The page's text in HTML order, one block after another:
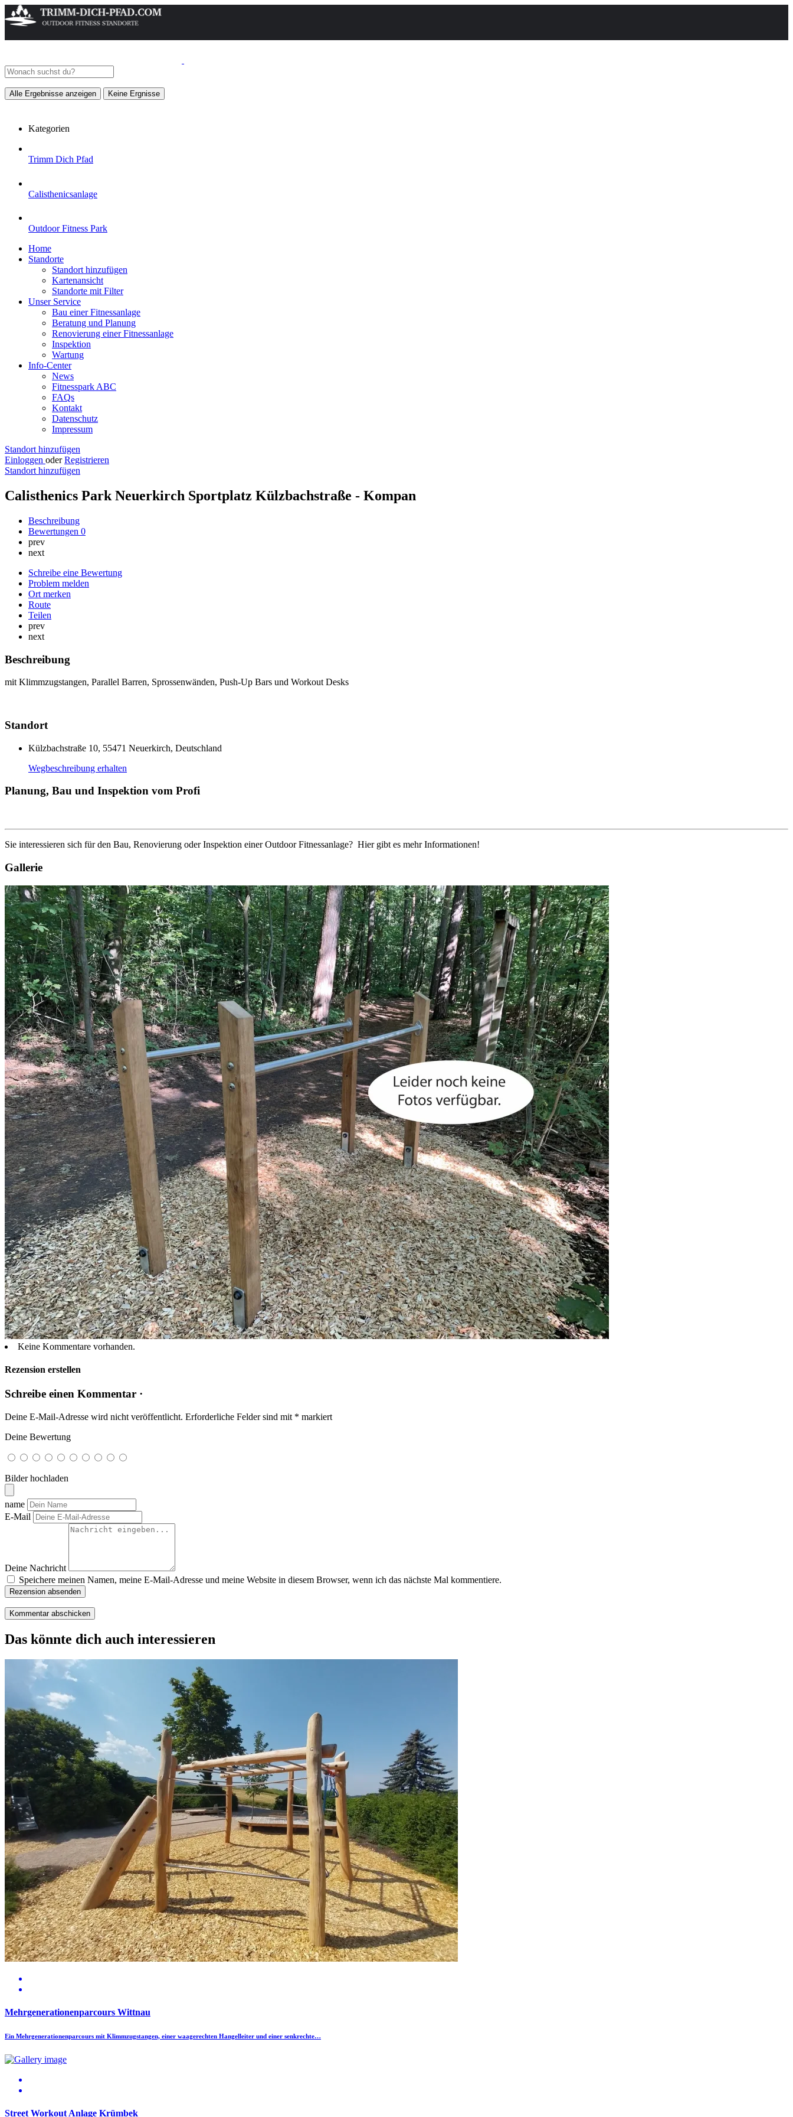
Alle Ergebnisse anzeigen Keine Ergnisse
Kategorien
Trimm Dich Pfad
Calisthenicsanlage
Outdoor Fitness Park
Home
Standorte
Standort hinzufügen
Kartenansicht
Standorte mit Filter
Unser Service
Bau einer Fitnessanlage
Beratung und Planung
Renovierung einer Fitnessanlage
Inspektion
Wartung
Info-Center
News
Fitnesspark ABC
FAQs
Kontakt
Datenschutz
Impressum
Standort hinzufügen
Einloggen oder Registrieren
Standort hinzufügen
Calisthenics Park Neuerkirch Sportplatz Külzbachstraße - Kompan
Beschreibung
Bewertungen 0
prev
next
Schreibe eine Bewertung
Problem melden
Ort merken
Route
Teilen
prev
next
Beschreibung
mit Klimmzugstangen, Parallel Barren, Sprossenwänden, Push-Up Bars und Workout Desks
Standort
Külzbachstraße 10, 55471 Neuerkirch, Deutschland
Wegbeschreibung erhalten
Planung, Bau und Inspektion vom Profi
Sie interessieren sich für den Bau, Renovierung oder Inspektion einer Outdoor Fitnessanlage? Hier gibt es mehr Informationen!
Gallerie
Keine Kommentare vorhanden.
Rezension erstellen
Schreibe einen Kommentar ·
Deine E-Mail-Adresse wird nicht veröffentlicht. Erforderliche Felder sind mit * markiert
Deine Bewertung
Bilder hochladen
name
E-Mail
Deine Nachricht
Speichere meinen Namen, meine E-Mail-Adresse und meine Website in diesem Browser, wenn ich das nächste Mal kommentiere.
Rezension absenden
Das könnte dich auch interessieren
Mehrgenerationenparcours Wittnau
Ein Mehrgenerationenparcours mit Klimmzugstangen, einer waagerechten Hangelleiter und einer senkrechte…
Street Workout Anlage Krümbek